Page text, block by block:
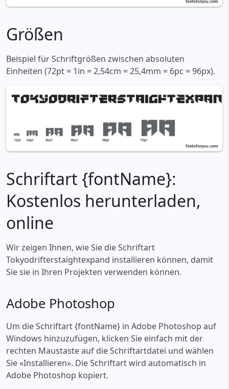
Größen
Beispiel für Schriftgrößen zwischen absoluten
Einheiten (72pt = 1in = 2,54cm = 25,4mm = 6pc = 96px).
Schriftart {fontName}:
Kostenlos herunterladen,
online
Wir zeigen Ihnen, wie Sie die Schriftart
Tokyodrifterstaightexpand installieren können, damit
Sie sie in Ihren Projekten verwenden können.
Adobe Photoshop
Um die Schriftart {fontName} in Adobe Photoshop auf
Windows hinzuzufügen, klicken Sie einfach mit der
rechten Maustaste auf die Schriftartdatei und wählen
Sie «‎Installieren». Die Schriftart wird automatisch in
Adobe Photoshop kopiert.